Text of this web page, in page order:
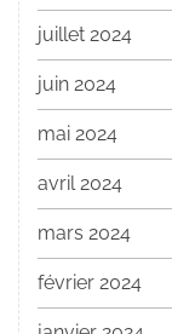
juillet 2024
juin 2024
mai 2024
avril 2024
mars 2024
février 2024